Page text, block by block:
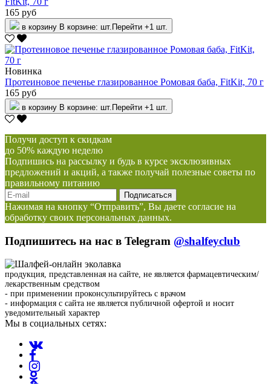
165 руб
в корзину В корзине: шт. Перейти +1 шт.
Новинка
Протеиновое печенье глазированное Ромовая баба, FitKit, 70 г
165 руб
в корзину В корзине: шт. Перейти +1 шт.
Получи доступ к скидкам
до 50% каждую неделю
Подпишись на рассылку и будь в курсе эксклюзивных
предложений и акций, а также получай полезные советы по
правильному питанию
Нажимая на кнопку “Отправить”, Вы даете согласие на
обработку своих персональных данных.
Подпишитесь на нас в Telegram @shalfeyclub
продукция, представленная на сайте, не является фармацевтическим/
лекарственным средством
- при применении проконсультируйтесь с врачом
- информация с сайта не является публичной офертой и носит
уведомительный характер
Мы в социальных сетях: